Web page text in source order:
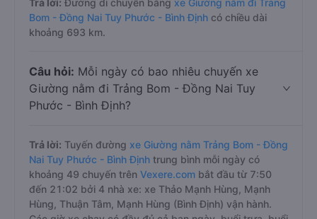
Trả lời: Đường di chuyển bằng xe Giường nằm đi Trảng
Bom - Đồng Nai Tuy Phước - Bình Định có chiều dài
khoảng 693 km.
Câu hỏi: Mỗi ngày có bao nhiêu chuyến xe
Giường nằm đi Trảng Bom - Đồng Nai Tuy
Phước - Bình Định?
Trả lời: Tuyến đường xe Giường nằm Trảng Bom - Đồng
Nai Tuy Phước - Bình Định trung bình mỗi ngày có
khoảng 49 chuyến trên Vexere.com bắt đầu từ 7:50
đến 21:02 bởi 4 nhà xe: xe Thảo Mạnh Hùng, Mạnh
Hùng, Thuận Tâm, Mạnh Hùng (Bình Định) vận hành.